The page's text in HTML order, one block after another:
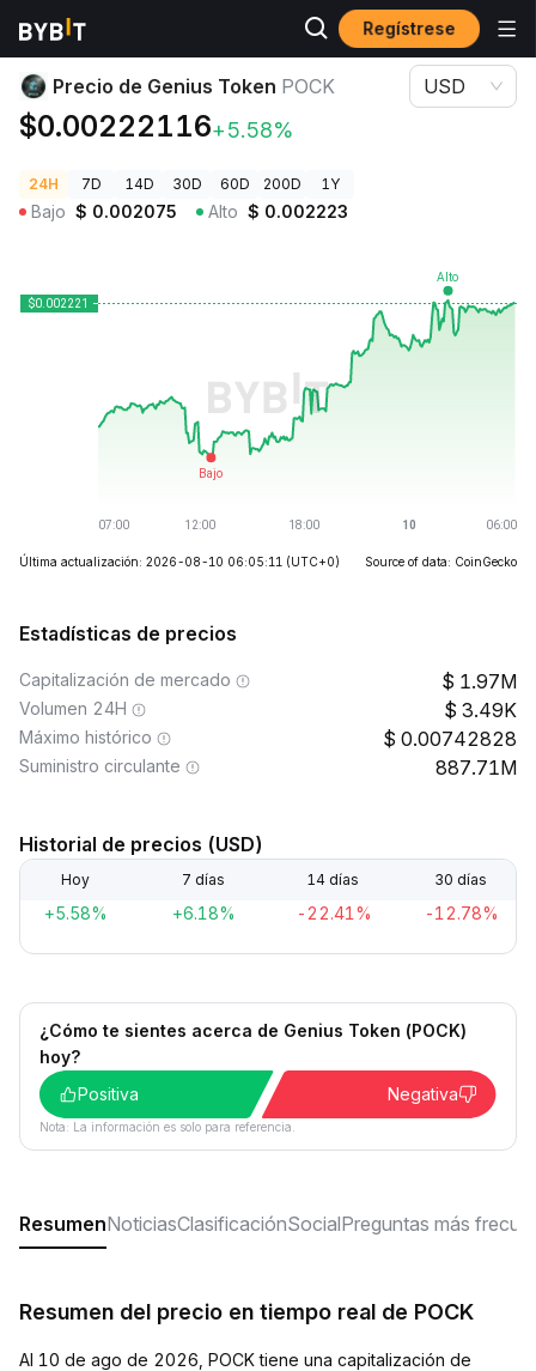
Regístrese
Precios de Criptomonedas Precio de Genius Token POCK
Precio de Genius Token POCK
$0.00222116+5.58%
USD
24H 7D 14D 30D 60D 200D 1Y
Bajo $ 0.002075 Alto $ 0.002223
Última actualización: 2026-08-10 06:05:11 (UTC+0) Source of data: CoinGecko
Estadísticas de precios
Capitalización de mercado 1.97M
Volumen 24H 3.49K
Máximo histórico 0.00742828
Suministro circulante 887.71M
Historial de precios (USD)
Hoy 7 días 14 días 30 días
+5.58% +6.18% -22.41% -12.78%
¿Cómo te sientes acerca de Genius Token (POCK)
hoy?
Positiva
Negativa
Nota: La información es solo para referencia.
ResumenNoticiasClasificaciónSocialPreguntas más
Resumen del precio en tiempo real de POCK
Al 10 de ago de 2026, POCK tiene una capitalización de